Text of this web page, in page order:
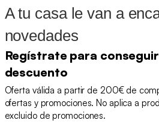
A tu casa le van a
novedades
Regístrate para
descuento
Oferta válida a partir de 200€ de
ofertas y promociones. No aplica a
excluido de promociones.